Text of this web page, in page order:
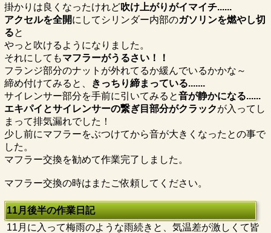
掛かりは良くなったけれど吹け上がりがイマイチ......
アクセルを全開にしてシリンダー内部のガソリンを燃やし切
ると
やっと吹けるようになりました。
それにしてもマフラーがうるさい！！
フランジ部分のナットが外れてるか緩んでいるかかな～
締め付けてみると、
きっちり締まっている.......
サイレンサー部分を手前に引いてみると音が静かになる......
エキパイとサイレンサーの繋ぎ目部分がクラックが入ってし
まって排気漏れでした！
少し前にマフラーをぶつけてから音が大きくなったとの事で
した。
マフラー交換を勧めて作業完了しました。
マフラー交換の時はまたご依頼してください。
11月後半の作業日記
11月に入って梅雨のような雨続きと、気温差が激しくて皆